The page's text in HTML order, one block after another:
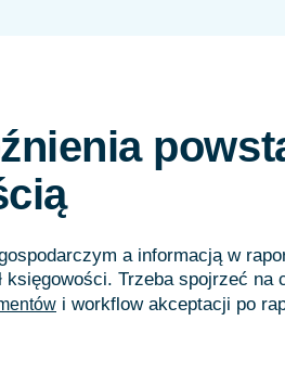
a informacją w
Trzeba spojrzeć na
i workflow akceptacji po